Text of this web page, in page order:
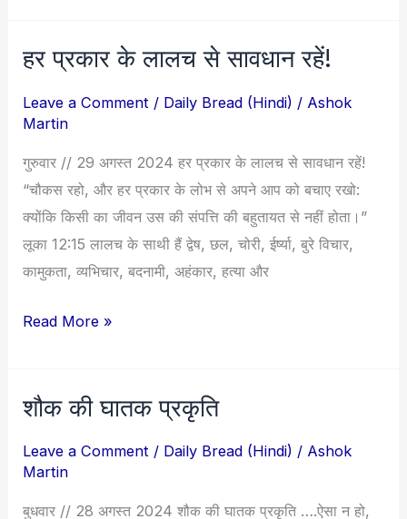
हर प्रकार के लालच से सावधान रहें!
Leave a Comment / Daily Bread (Hindi) / Ashok
Martin
गुरुवार // 29 अगस्त 2024 हर प्रकार के लालच से सावधान रहें!
“चौकस रहो, और हर प्रकार के लोभ से अपने आप को बचाए रखो:
क्योंकि किसी का जीवन उस की संपत्ति की बहुतायत से नहीं होता।”
लूका 12:15 लालच के साथी हैं द्वेष, छल, चोरी, ईर्ष्या, बुरे विचार,
कामुकता, व्यभिचार, बदनामी, अहंकार, हत्या और
हर
के
से
सावधान
रहें!
Read More »
शौक की घातक प्रकृति
Leave a Comment / Daily Bread (Hindi) / Ashok
Martin
बुधवार // 28 अगस्त 2024 शौक की घातक प्रकृति ….ऐसा न हो,
शौक
घातक